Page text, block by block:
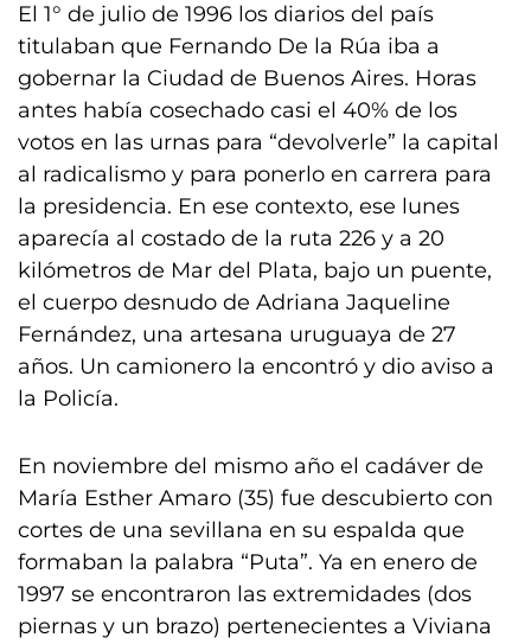
El 1° de julio de 1996 los diarios del país
titulaban que Fernando De la Rúa iba a
gobernar la Ciudad de Buenos Aires. Horas
antes había cosechado casi el 40% de los
votos en las urnas para “devolverle” la capital
al radicalismo y para ponerlo en carrera para
la presidencia. En ese contexto, ese lunes
aparecía al costado de la ruta 226 y a 20
kilómetros de Mar del Plata, bajo un puente,
el cuerpo desnudo de Adriana Jaqueline
Fernández, una artesana uruguaya de 27
años. Un camionero la encontró y dio aviso a
la Policía.
En noviembre del mismo año el cadáver de
María Esther Amaro (35) fue descubierto con
cortes de una sevillana en su espalda que
formaban la palabra “Puta”. Ya en enero de
1997 se encontraron las extremidades (dos
piernas y un brazo) pertenecientes a Viviana